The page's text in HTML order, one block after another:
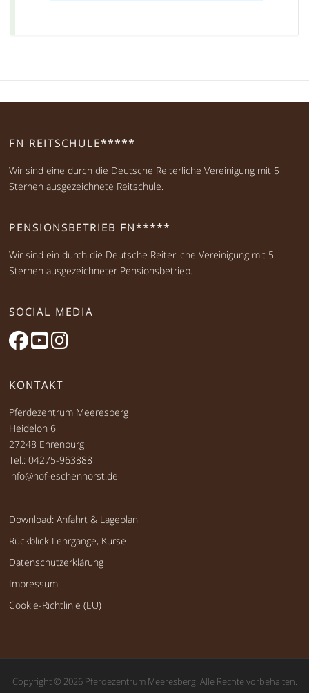
FN REITSCHULE*****
Wir sind eine durch die Deutsche Reiterliche Vereinigung mit 5
Sternen ausgezeichnete Reitschule.
PENSIONSBETRIEB FN*****
Wir sind ein durch die Deutsche Reiterliche Vereinigung mit 5
Sternen ausgezeichneter Pensionsbetrieb.
SOCIAL MEDIA
KONTAKT
Pferdezentrum Meeresberg
Heideloh 6
27248 Ehrenburg
Tel.: 04275-963888
info@hof-eschenhorst.de
Download: Anfahrt & Lageplan
Rückblick Lehrgänge, Kurse
Datenschutzerklärung
Impressum
Cookie-Richtlinie (EU)
Copyright © 2026 Pferdezentrum Meeresberg. Alle Rechte vorbehalten.